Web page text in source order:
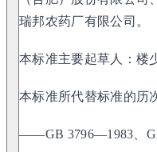
瑞邦农药厂有限公司。
本标准主要起草人：楼
本标准所代替标准的历
——GB 3796—1983、